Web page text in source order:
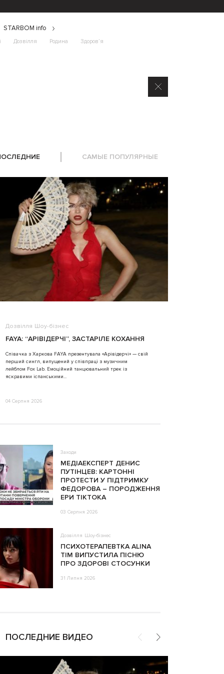
Дозвілля Родина Здоров’я
STARBOM info
САМЫЕ ПОПУЛЯРНЫЕ
Дозвілля Шоу-бізнес
FAYA: “АРІВІДЕРЧІ”, ЗАСТАРІЛЕ КОХАННЯ
Співачка з Харкова FAYA презентувала «Арівідерчі» — свій
перший сингл, випущений у співпраці з музичним
лейблом Fox Lab. Емоційний танцювальний трек із
яскравими іспанськими...
04 Серпня 2026
Заходи
МЕДІАЕКСПЕРТ ДЕНИС
ПУТІНЦЕВ: КАРТОННІ
ПРОТЕСТИ У ПІДТРИМКУ
ФЕДОРОВА – ПОРОДЖЕННЯ
ЕРИ ТІКТОКА
03 Серпня 2026
Дозвілля Шоу-бізнес
ПСИХОТЕРАПЕВТКА ALINA
TIM ВИПУСТИЛА ПІСНЮ
ПРО ЗДОРОВІ СТОСУНКИ
31 Липня 2026
ПОСЛЕДНИЕ ВИДЕО